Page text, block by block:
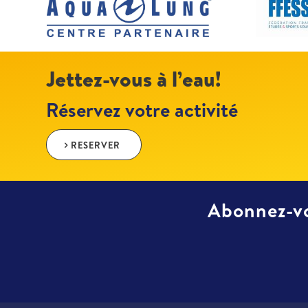
Jettez-vous à l’eau!
Réservez votre activité
RESERVER
Abonnez-